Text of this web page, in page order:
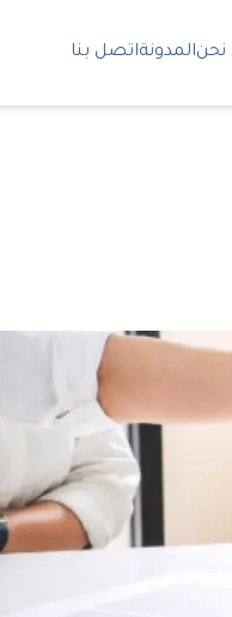
نحنالمدونةاتصل بنا